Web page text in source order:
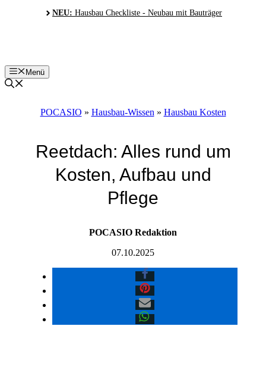
NEU: Hausbau Checkliste - Neubau mit Bauträger
Menü
POCASIO » Hausbau-Wissen » Hausbau Kosten
Reetdach: Alles rund um
Kosten, Aufbau und
Pflege
POCASIO Redaktion
07.10.2025